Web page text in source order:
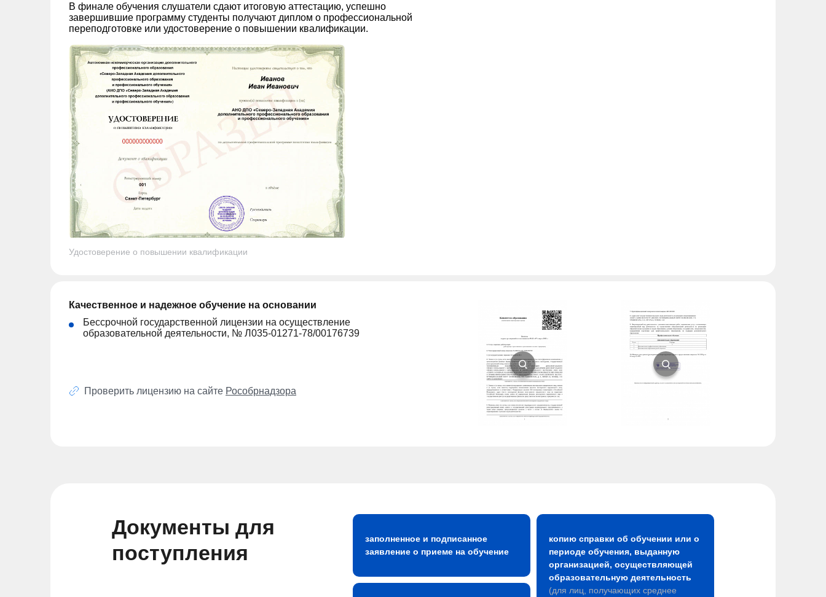
В финале обучения слушатели сдают итоговую аттестацию, успешно
завершившие программу студенты получают диплом о профессиональной
переподготовке или удостоверение о повышении квалификации.
Удостоверение о повышении квалификации
Качественное и надежное обучение на основании
Бессрочной государственной лицензии на осуществление
образовательной деятельности, № Л035-01271-78/00176739
Проверить лицензию на сайте Рособрнадзора
Документы для
поступления
заполненное и подписанное
заявление о приеме на обучение
копию справки об обучении или о
периоде обучения, выданную
организацией, осуществляющей
образовательную деятельность
(для лиц, получающих среднее